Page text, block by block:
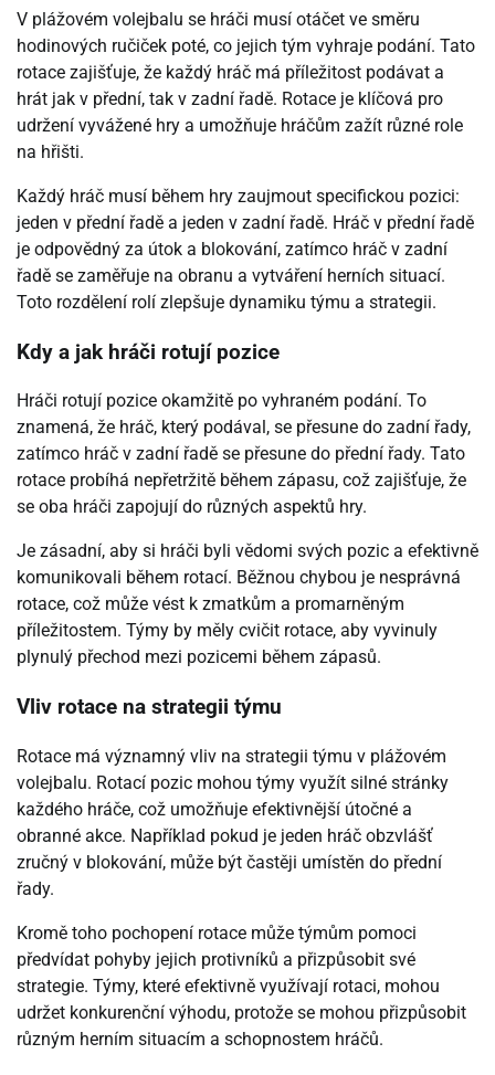
V plážovém volejbalu se hráči musí otáčet ve směru
hodinových ručiček poté, co jejich tým vyhraje podání. Tato
rotace zajišťuje, že každý hráč má příležitost podávat a
hrát jak v přední, tak v zadní řadě. Rotace je klíčová pro
udržení vyvážené hry a umožňuje hráčům zažít různé role
na hřišti.
Každý hráč musí během hry zaujmout specifickou pozici:
jeden v přední řadě a jeden v zadní řadě. Hráč v přední řadě
je odpovědný za útok a blokování, zatímco hráč v zadní
řadě se zaměřuje na obranu a vytváření herních situací.
Toto rozdělení rolí zlepšuje dynamiku týmu a strategii.
Kdy a jak hráči rotují pozice
Hráči rotují pozice okamžitě po vyhraném podání. To
znamená, že hráč, který podával, se přesune do zadní řady,
zatímco hráč v zadní řadě se přesune do přední řady. Tato
rotace probíhá nepřetržitě během zápasu, což zajišťuje, že
se oba hráči zapojují do různých aspektů hry.
Je zásadní, aby si hráči byli vědomi svých pozic a efektivně
komunikovali během rotací. Běžnou chybou je nesprávná
rotace, což může vést k zmatkům a promarněným
příležitostem. Týmy by měly cvičit rotace, aby vyvinuly
plynulý přechod mezi pozicemi během zápasů.
Vliv rotace na strategii týmu
Rotace má významný vliv na strategii týmu v plážovém
volejbalu. Rotací pozic mohou týmy využít silné stránky
každého hráče, což umožňuje efektivnější útočné a
obranné akce. Například pokud je jeden hráč obzvlášť
zručný v blokování, může být častěji umístěn do přední
řady.
Kromě toho pochopení rotace může týmům pomoci
předvídat pohyby jejich protivníků a přizpůsobit své
strategie. Týmy, které efektivně využívají rotaci, mohou
udržet konkurenční výhodu, protože se mohou přizpůsobit
různým herním situacím a schopnostem hráčů.